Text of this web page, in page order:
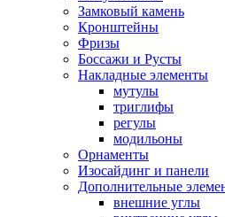
Замковый камень
Кронштейны
Фризы
Боссажи и Русты
Накладные элементы
мутулы
триглифы
регулы
модильоны
Орнаменты
Изосайдинг и панели
Дополнительные
внешние углы